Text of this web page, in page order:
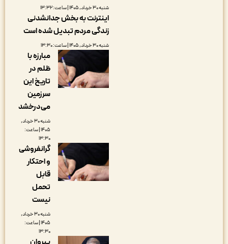
اینترنت به بخش جدانشدنی
زندگی مردم تبدیل شده است
مبارزه با
ظلم در
تاریخ این
سرزمین
می‌درخشد
شنبه ۳۰ خرداد,
۱۴۰۵ | ساعت:
گرانفروشی
و احتکار
قابل
شنبه ۳۰ خرداد,
۱۴۰۵ | ساعت: